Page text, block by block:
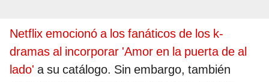
Netflix emocionó a los fanáticos de los k-
dramas al incorporar 'Amor en la puerta de al
lado' a su catálogo. Sin embargo, también